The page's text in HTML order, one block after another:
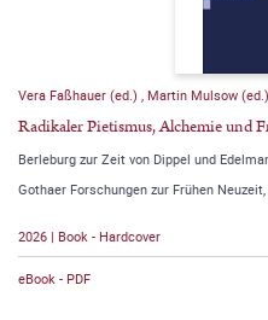
Vera Faßhauer (ed.) , Martin Mulsow (ed.)
Radikaler Pietismus, Alchemie und
Berleburg zur Zeit von Dippel und
Gothaer Forschungen zur Frühen
2026 | Book - Hardcover
eBook - PDF